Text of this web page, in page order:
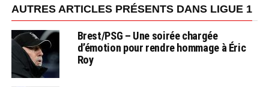
AUTRES ARTICLES PRÉSENTS DANS LIGUE 1
Brest/PSG – Une soirée chargée
d’émotion pour rendre hommage à Éric
Roy